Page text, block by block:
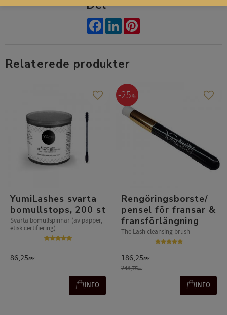
Del
Facebook
LinkedIn
Relaterede produkter
YumiLashes svarta
bomullstops, 200 st
Svarta bomullspinnar (av papper,
etisk certifiering)
86,25SEK
Gem som favorit
INFO
Rengöringsborste/
pensel för fransar &
fransförlängning
The Lash cleansing brush
186,25SEK
248,75SEK
25 % Gem
INFO